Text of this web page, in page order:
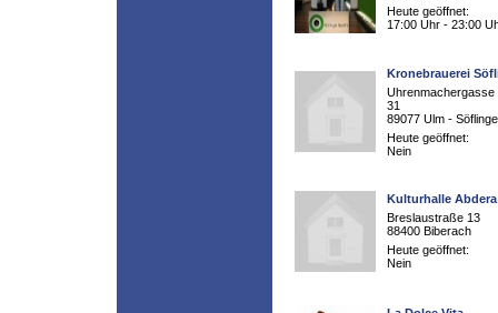
Heute geöffnet:
17:00 Uhr - 23:00
Kronebrauerei
31
89077 Ulm -
Heute geöffnet:
Nein
Kulturhalle Abdera
Breslaustraße 13
88400 Biberach
Heute geöffnet:
Nein